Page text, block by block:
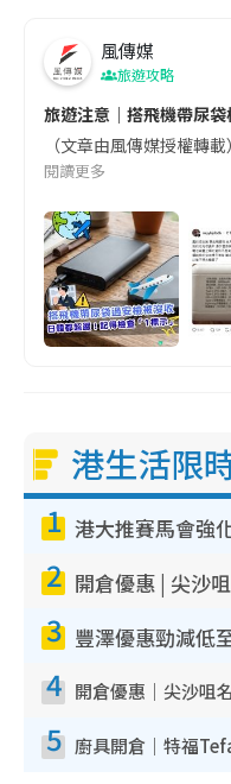
風傳媒
旅遊攻略
旅遊注意｜搭飛機帶尿
（文章由風傳媒授權轉
閱讀更多
港生活限
1
2
3
4
5